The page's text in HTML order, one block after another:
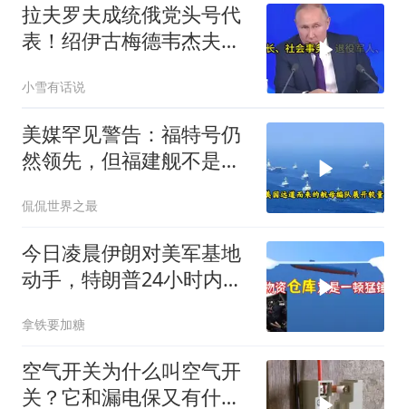
拉夫罗夫成统俄党头号代
表！绍伊古梅德韦杰夫双
懂了吗
小雪有话说
美媒罕见警告：福特号仍
然领先，但福建舰不是中
侃侃世界之最
今日凌晨伊朗对美军基地
动手，特朗普24小时内服
拿铁要加糖
空气开关为什么叫空气开
关？它和漏电保又有什么